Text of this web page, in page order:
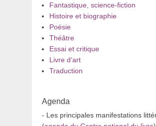
Fantastique, science-fiction
Histoire et biographie
Poésie
Théâtre
Essai et critique
Livre d’art
Traduction
Agenda
- Les principales manifestations